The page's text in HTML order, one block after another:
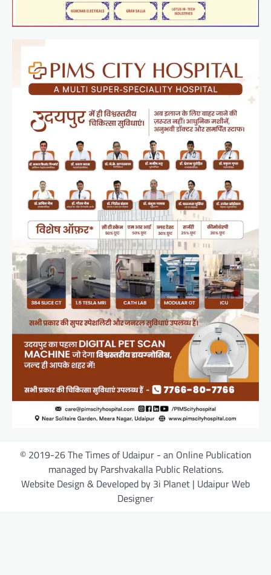
© 2019-26 The Times of Udaipur - an Online Publication
managed by Parshvakalla Public Relations.
Website Design & Developed by 3i Planet | Udaipur Web
Designer